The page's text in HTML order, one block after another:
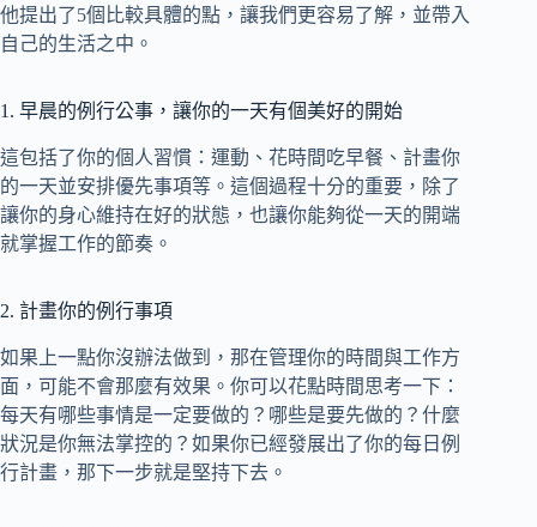
他提出了5個比較具體的點，讓我們更容易了解，並帶入
自己的生活之中。
1. 早晨的例行公事，讓你的一天有個美好的開始
這包括了你的個人習慣：運動、花時間吃早餐、計畫你
的一天並安排優先事項等。這個過程十分的重要，除了
讓你的身心維持在好的狀態，也讓你能夠從一天的開端
就掌握工作的節奏。
2. 計畫你的例行事項
如果上一點你沒辦法做到，那在管理你的時間與工作方
面，可能不會那麼有效果。你可以花點時間思考一下：
每天有哪些事情是一定要做的？哪些是要先做的？什麼
狀況是你無法掌控的？如果你已經發展出了你的每日例
行計畫，那下一步就是堅持下去。